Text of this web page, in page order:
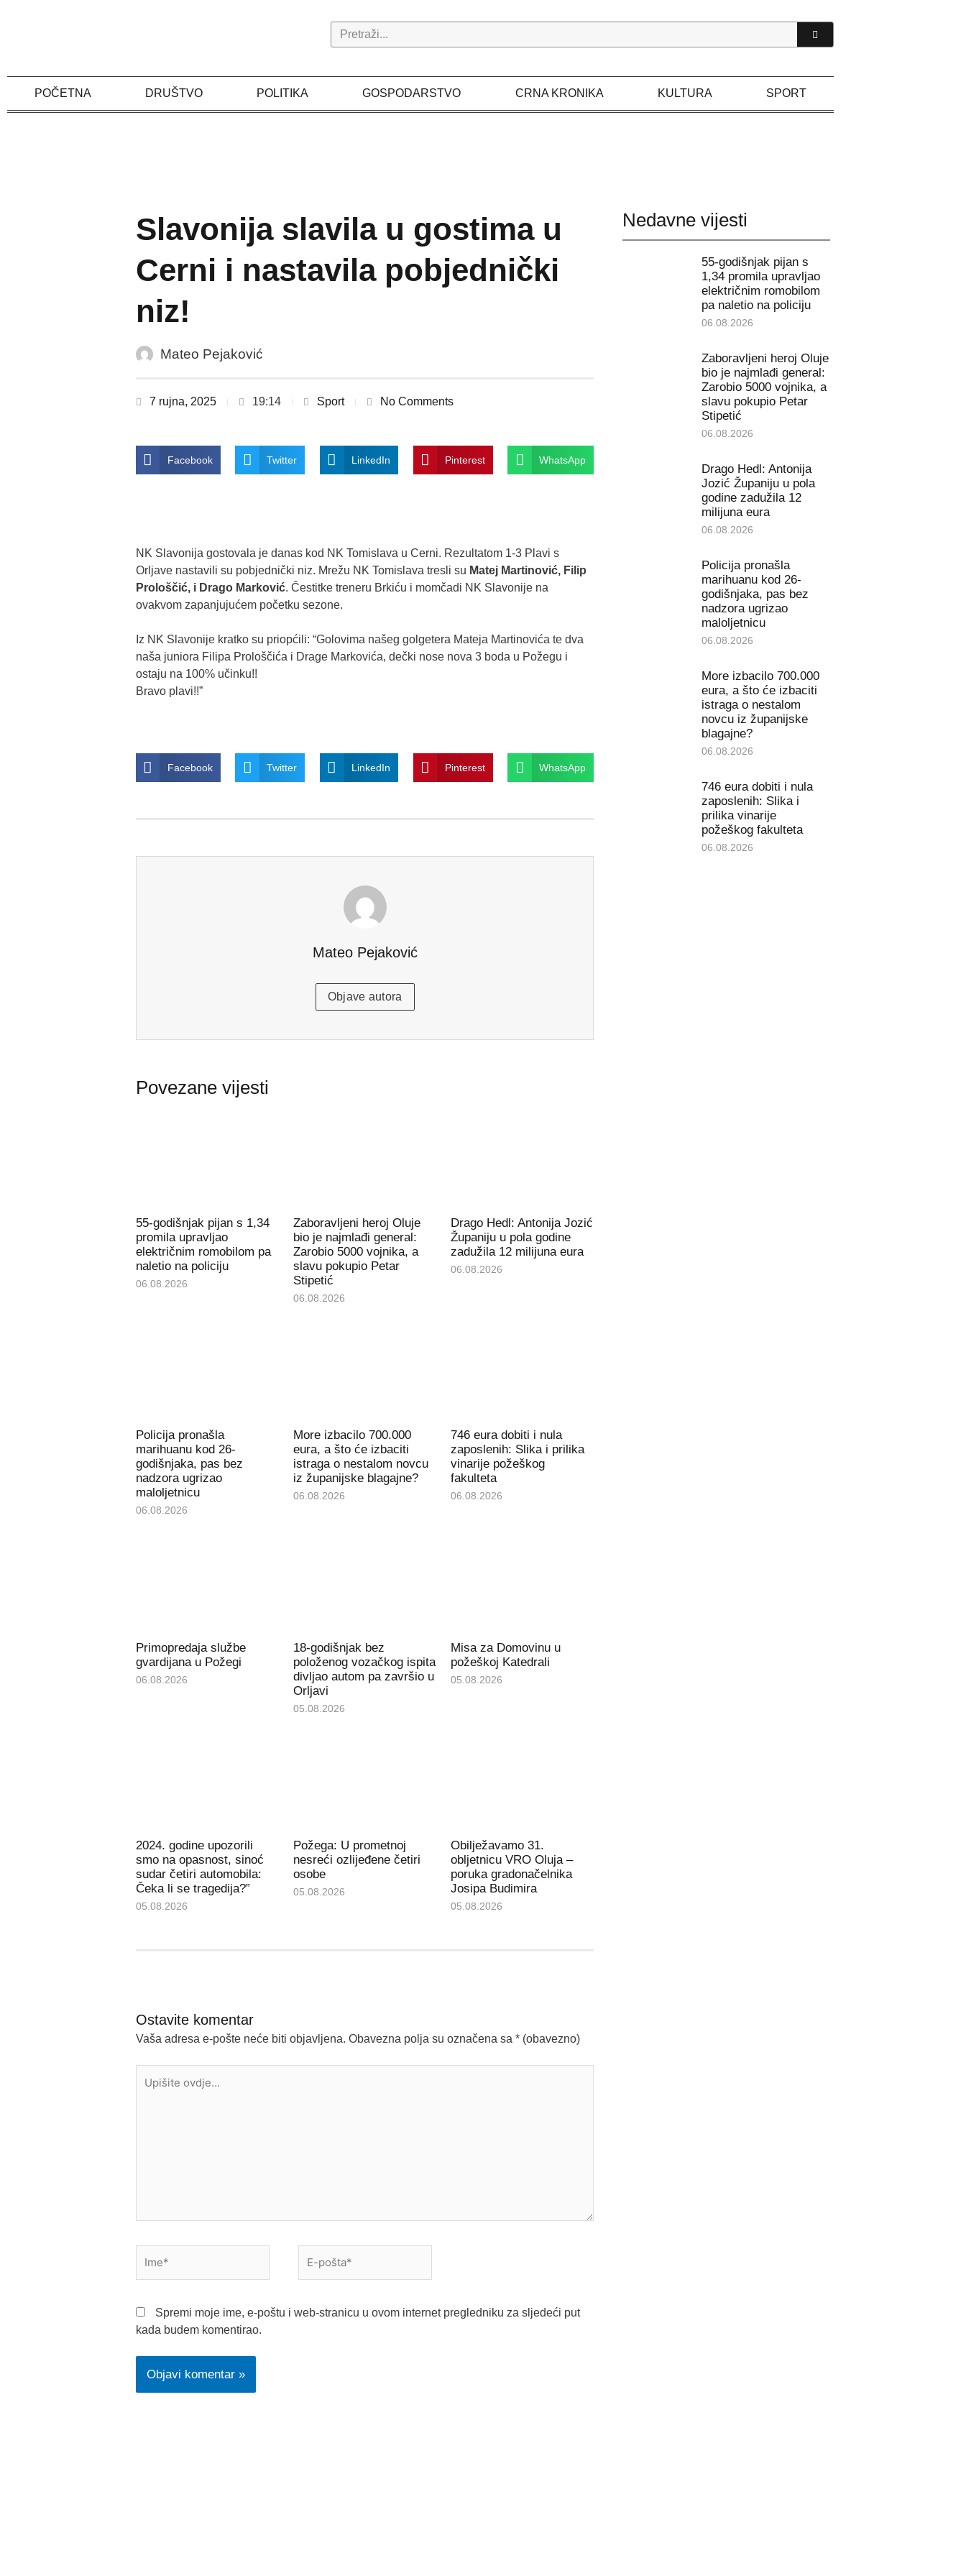
Search
POČETNA DRUŠTVO POLITIKA GOSPODARSTVO CRNA KRONIKA KULTURA SPORT
Slavonija slavila u gostima u
Cerni i nastavila pobjednički
niz!
Mateo Pejaković
7 rujna, 2025 19:14 Sport No Comments
Facebook Twitter LinkedIn Pinterest WhatsApp
NK Slavonija gostovala je danas kod NK Tomislava u Cerni. Rezultatom 1-3 Plavi s
Orljave nastavili su pobjednički niz. Mrežu NK Tomislava tresli su Matej Martinović, Filip
Prološčić, i Drago Marković. Čestitke treneru Brkiću i momčadi NK Slavonije na
ovakvom zapanjujućem početku sezone.
Iz NK Slavonije kratko su priopćili: “Golovima našeg golgetera Mateja Martinovića te dva
naša juniora Filipa Prološčića i Drage Markovića, dečki nose nova 3 boda u Požegu i
ostaju na 100% učinku!!
Bravo plavi!!”
Facebook Twitter LinkedIn Pinterest WhatsApp
Mateo Pejaković
Objave autora
Povezane vijesti
55-godišnjak pijan s 1,34
promila upravljao
električnim romobilom pa
naletio na policiju
06.08.2026
Zaboravljeni heroj Oluje
bio je najmlađi general:
Zarobio 5000 vojnika, a
slavu pokupio Petar
Stipetić
06.08.2026
Drago Hedl: Antonija Jozić
Županiju u pola godine
zadužila 12 milijuna eura
06.08.2026
Policija pronašla
marihuanu kod 26-
godišnjaka, pas bez
nadzora ugrizao
maloljetnicu
06.08.2026
More izbacilo 700.000
eura, a što će izbaciti
istraga o nestalom novcu
iz županijske blagajne?
06.08.2026
746 eura dobiti i nula
zaposlenih: Slika i prilika
vinarije požeškog
fakulteta
06.08.2026
Primopredaja službe
gvardijana u Požegi
06.08.2026
18-godišnjak bez
položenog vozačkog ispita
divljao autom pa završio u
Orljavi
05.08.2026
Misa za Domovinu u
požeškoj Katedrali
05.08.2026
2024. godine upozorili
smo na opasnost, sinoć
sudar četiri automobila:
Čeka li se tragedija?”
05.08.2026
Požega: U prometnoj
nesreći ozlijeđene četiri
osobe
05.08.2026
Obilježavamo 31.
obljetnicu VRO Oluja –
poruka gradonačelnika
Josipa Budimira
05.08.2026
Ostavite komentar
Vaša adresa e-pošte neće biti objavljena. Obavezna polja su označena sa * (obavezno)
ovdje...
pošta*
Spremi moje ime, e-poštu i web-stranicu u ovom internet pregledniku za sljedeći put
kada budem komentirao.
Nedavne vijesti
55-godišnjak pijan s
1,34 promila upravljao
električnim romobilom
pa naletio na policiju
06.08.2026
Zaboravljeni heroj Oluje
bio je najmlađi general:
Zarobio 5000 vojnika, a
slavu pokupio Petar
Stipetić
06.08.2026
Drago Hedl: Antonija
Jozić Županiju u pola
godine zadužila 12
milijuna eura
06.08.2026
Policija pronašla
marihuanu kod 26-
godišnjaka, pas bez
nadzora ugrizao
maloljetnicu
06.08.2026
More izbacilo 700.000
eura, a što će izbaciti
istraga o nestalom
novcu iz županijske
blagajne?
06.08.2026
746 eura dobiti i nula
zaposlenih: Slika i
prilika vinarije
požeškog fakulteta
06.08.2026